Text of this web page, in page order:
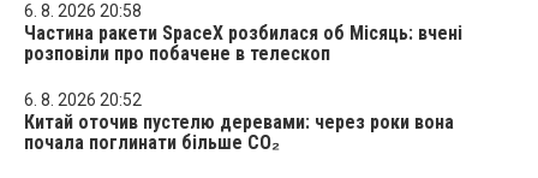
6. 8. 2026 20:58
Частина ракети SpaceX розбилася об Місяць: вчені
розповіли про побачене в телескоп
6. 8. 2026 20:52
Китай оточив пустелю деревами: через роки вона
почала поглинати більше CO₂